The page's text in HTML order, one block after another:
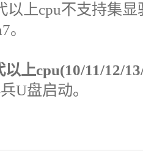
以上cpu不支持集
。
以上cpu(10/11/12/
U盘启动。